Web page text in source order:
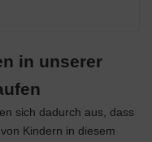
in unserer
sich dadurch aus, dass
Kindern in diesem